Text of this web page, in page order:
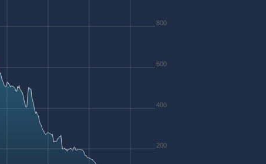
200
400
600
800